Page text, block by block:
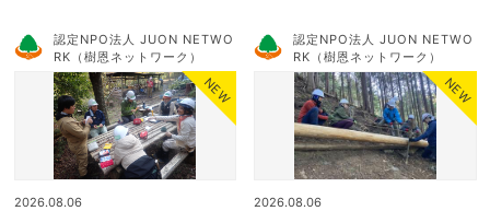
認定NPO法人 JUON NETWO
RK（樹恩ネットワーク）
NEW
2026.08.06
認定NPO法人 JUON NETWO
RK（樹恩ネットワーク）
NEW
2026.08.06